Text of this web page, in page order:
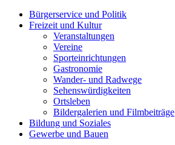
Bürgerservice und Politik
Freizeit und Kultur
Veranstaltungen
Vereine
Sporteinrichtungen
Gastronomie
Wander- und Radwege
Sehenswürdigkeiten
Ortsleben
Bildergalerien und Filmbeiträge
Bildung und Soziales
Gewerbe und Bauen